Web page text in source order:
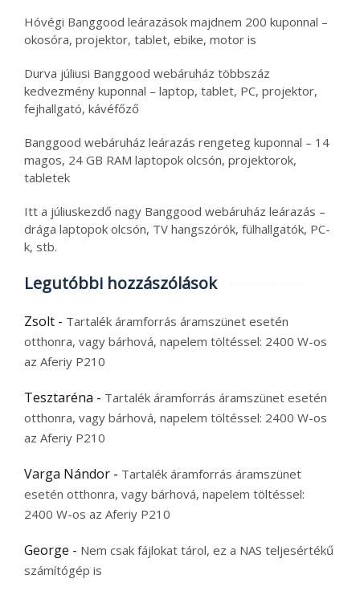
Hóvégi Banggood leárazások majdnem 200 kuponnal –
okosóra, projektor, tablet, ebike, motor is
Durva júliusi Banggood webáruház többszáz
kedvezmény kuponnal – laptop, tablet, PC, projektor,
fejhallgató, kávéfőző
Banggood webáruház leárazás rengeteg kuponnal – 14
magos, 24 GB RAM laptopok olcsón, projektorok,
tabletek
Itt a júliuskezdő nagy Banggood webáruház leárazás –
drága laptopok olcsón, TV hangszórók, fülhallgatók, PC-
k, stb.
Legutóbbi hozzászólások
Zsolt - Tartalék áramforrás áramszünet esetén
otthonra, vagy bárhová, napelem töltéssel: 2400 W-os
az Aferiy P210
Tesztaréna - Tartalék áramforrás áramszünet esetén
otthonra, vagy bárhová, napelem töltéssel: 2400 W-os
az Aferiy P210
Varga Nándor - Tartalék áramforrás áramszünet
esetén otthonra, vagy bárhová, napelem töltéssel:
2400 W-os az Aferiy P210
George - Nem csak fájlokat tárol, ez a NAS teljesértékű
számítógép is